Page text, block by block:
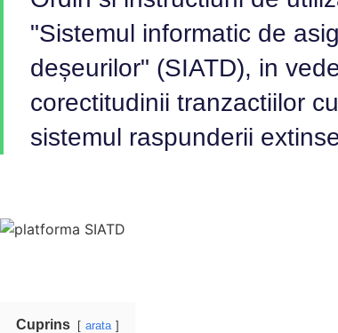
"Sistemul informatic de
deșeurilor" (SIATD), in
corectitudinii tranzactiilor
sistemul raspunderii
Cuprins arata